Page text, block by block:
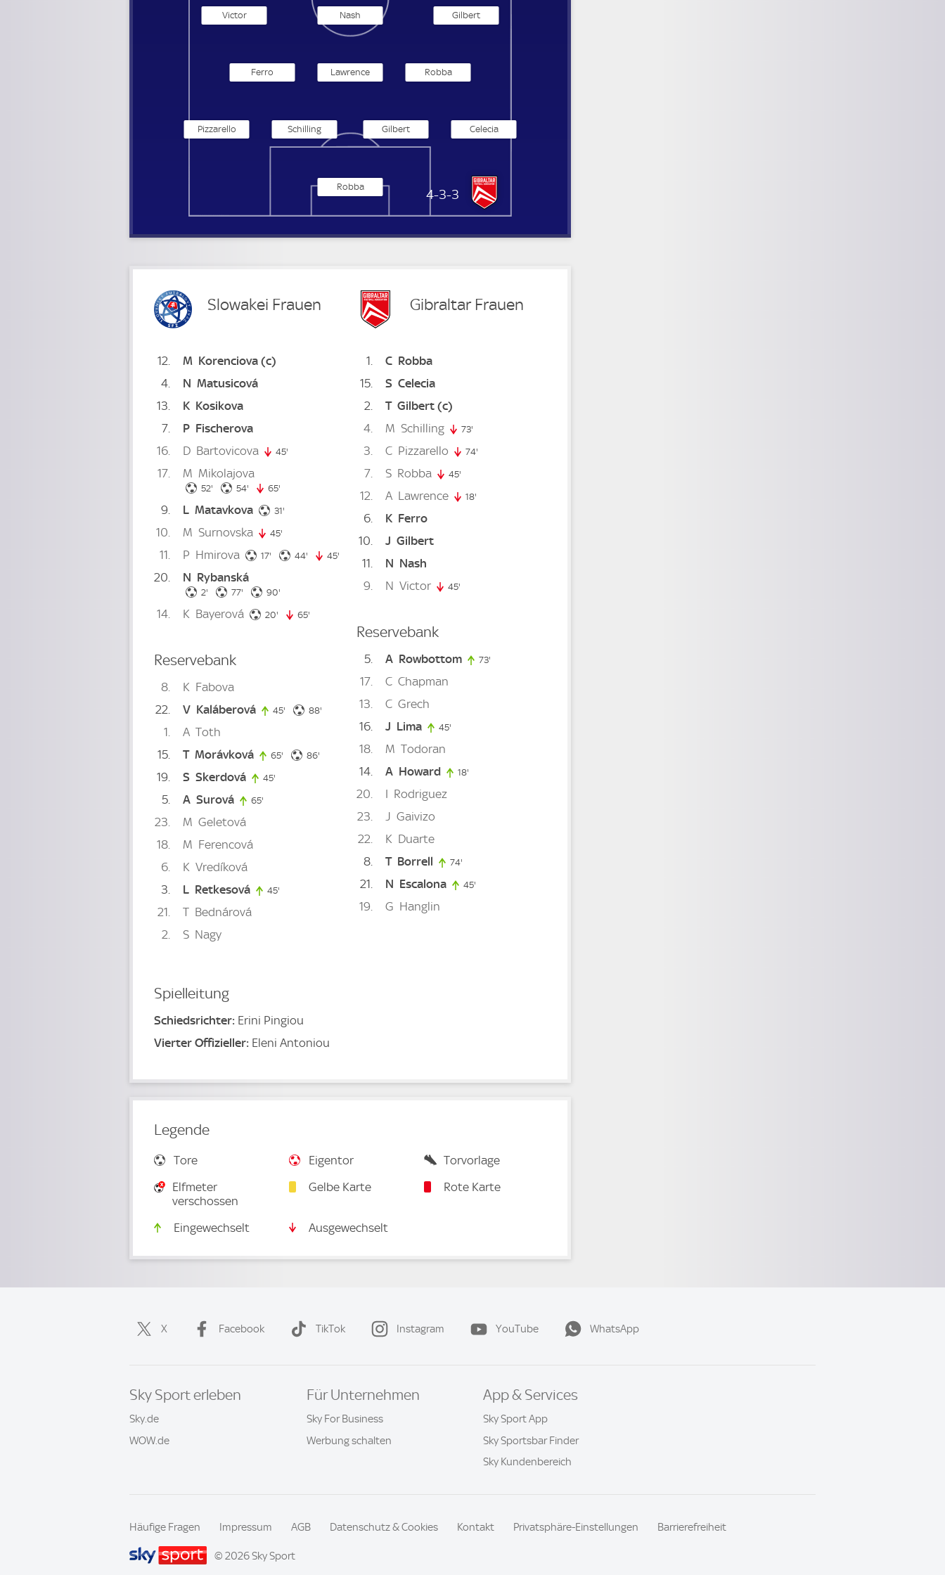
Gibraltar Frauen
4-3-3
Robba
Celecia
Gilbert
Schilling
Pizzarello
Robba
Lawrence
Ferro
Gilbert
Nash
Victor
Slowakei Frauen
12 M Korenciova(c)
4
N Matusicová
13
K Kosikova
7
P Fischerova
16
D Bartovicova 45'
17 M Mikolajova
52' 52. minute
54' 54. minute
65'
9 L Matavkova 31'
10 M Surnovska 45'
11 P Hmirova 17' 17. minute
44' 44. minute
45'
20 N Rybanská
2' 2. minute
77' 77. minute
90'
14 K Bayerová 20' 20. minute
65'
Reservebank
8 K Fabova
22
V Kaláberová 45' 45. minute
88' 88. minute
1 A Toth
15
T Morávková 65' 65. minute
86' 86. minute
19 S Skerdová 45'
5 A Surová 65'
23 M Geletová
18
M Ferencová
6
K Vredíková
3
L Retkesová 45'
21 T Bednárová
2
S Nagy
Gibraltar Frauen
1 C Robba
15
S Celecia
2
T Gilbert(c)
4
M Schilling 73'
3 C Pizzarello 74'
7 S Robba 45'
12 A Lawrence 18'
6 K Ferro
10
J Gilbert
11
N Nash
9
N Victor 45'
Reservebank
5 A Rowbottom 73'
17 C Chapman
13
C Grech
16
J Lima 45'
18 M Todoran
14
A Howard 18'
20 I Rodriguez
23
J Gaivizo
22
K Duarte
8
T Borrell 74'
21 N Escalona 45'
19 G Hanglin
Spielleitung
Schiedsrichter: Erini Pingiou
Vierter Offizieller: Eleni Antoniou
Legende
Tore Eigentor
Torvorlage
Elfmeter
verschossen
Gelbe Karte Rote Karte
Eingewechselt Ausgewechselt
X Facebook TikTok Instagram YouTube WhatsApp
Sky Sport erleben
Sky.de
WOW.de
Für Unternehmen
Sky For Business
Werbung schalten
App & Services
Sky Sport App
Sky Sportsbar Finder
Sky Kundenbereich
Häufige Fragen Impressum AGB Datenschutz & Cookies Kontakt Privatsphäre-Einstellungen Barrierefreiheit
© 2026 Sky Sport